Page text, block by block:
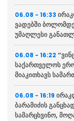
06.08 - 16:33
ვადებში ბოლომდე
უმაღლესი
06.08 - 16:22
საქართველოს
მიაკითხავს
06.08 - 16:19
ბარამიძის
სამარცხვინო,